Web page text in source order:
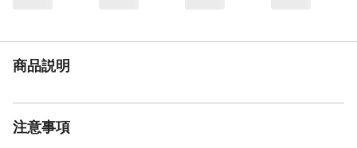
使用上の注意
商品説明
注意事項